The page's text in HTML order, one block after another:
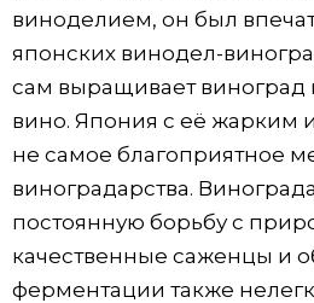
виноделием, он был
японских винодел-
сам выращивает виноград
вино. Япония с её жарким
не самое благоприятное
виноградарства.
постоянную борьбу с
качественные саженцы и
ферментации также